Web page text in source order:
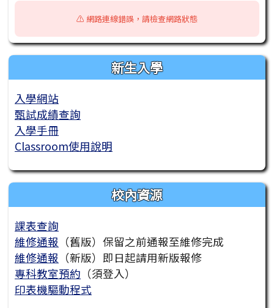
⚠️ 網路連線錯誤，請檢查網路狀態
新生入學
入學網站
甄試成績查詢
入學手冊
Classroom使用說明
校內資源
課表查詢
維修通報 （舊版）保留之前通報至維修完成
維修通報 （新版）即日起請用新版報修
專科教室預約 （須登入）
印表機驅動程式